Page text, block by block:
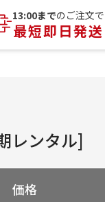
13:00までのご注文で
最短即日発送
レンタル]
価格